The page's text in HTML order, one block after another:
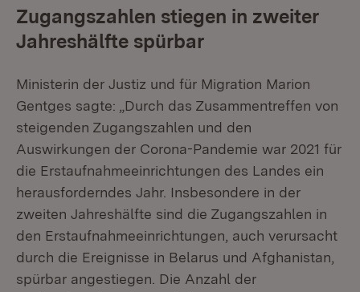
Zugangszahlen stiegen in zweiter
Jahreshälfte spürbar
Ministerin der Justiz und für Migration Marion
Gentges sagte: „Durch das Zusammentreffen von
steigenden Zugangszahlen und den
Auswirkungen der Corona-Pandemie war 2021 für
die Erstaufnahmeeinrichtungen des Landes ein
herausforderndes Jahr. Insbesondere in der
zweiten Jahreshälfte sind die Zugangszahlen in
den Erstaufnahmeeinrichtungen, auch verursacht
durch die Ereignisse in Belarus und Afghanistan,
spürbar angestiegen. Die Anzahl der